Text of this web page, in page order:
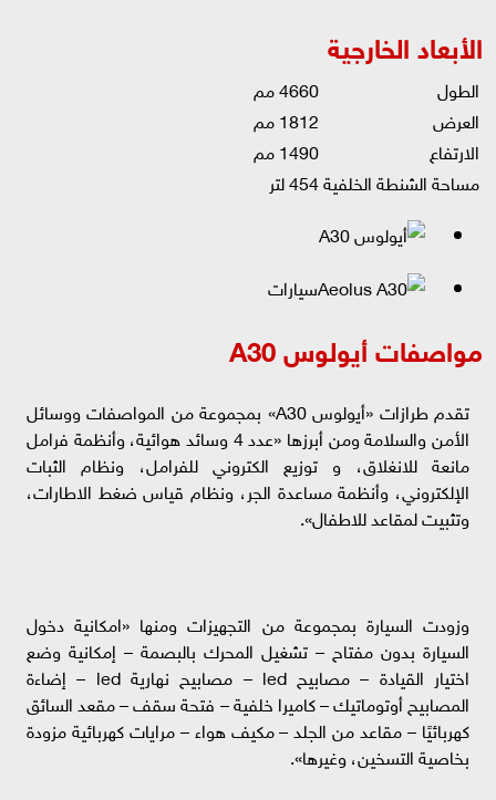
الأبعاد الخارجية
الطول
4660 مم
العرض
1812 مم
الارتفاع
1490 مم
مساحة الشنطة الخلفية454 لتر
مواصفات أيولوس A30
تقدم طرازات «أيولوس A30» بمجموعة من المواصفات ووسائل
الأمن والسلامة ومن أبرزها «عدد 4 وسائد هوائية، وأنظمة فرامل
مانعة للانغلاق، و توزيع الكتروني للفرامل، ونظام الثبات
الإلكتروني، وأنظمة مساعدة الجر، ونظام قياس ضغط الاطارات،
وتثبيت لمقاعد للاطفال».
وزودت السيارة بمجموعة من التجهيزات ومنها «امكانية دخول
السيارة بدون مفتاح – تشغيل المحرك بالبصمة – إمكانية وضع
اختيار القيادة – مصابيح led – مصابيح نهارية led – إضاءة
المصابيح أوتوماتيك – كاميرا خلفية – فتحة سقف – مقعد السائق
كهربائيًا – مقاعد من الجلد – مكيف هواء – مرايات كهربائية مزودة
بخاصية التسخين، وغيرها».